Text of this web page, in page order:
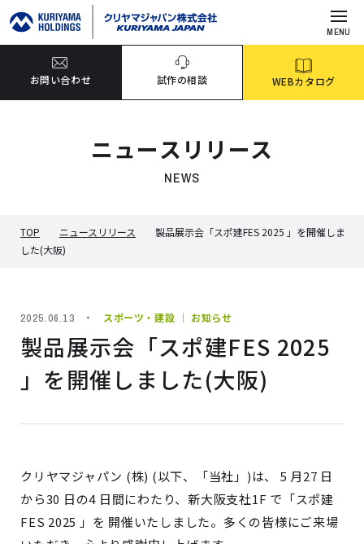
MENU
お問い合わせ 試作の相談 WEBカタログ
ニュースリリース
NEWS
TOP ニュースリリース
製品展示会「スポ建FES 2025 」を開催しま
した(大阪)
2025.06.13 スポーツ・建設 ｜ お知らせ
製品展示会「スポ建FES 2025
」を開催しました(大阪)
クリヤマジャパン (株) (以下、「当社」)は、 5 月27 日
から30 日の4 日間にわたり、新大阪支社1F で「スポ建
FES 2025 」を 開催いたしました。多くの皆様にご来場